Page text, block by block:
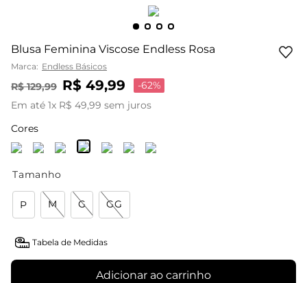
Blusa Feminina Viscose Endless Rosa
Marca: Endless Básicos
R$ 129,99 R$ 49,99 -62%
Em até 1x R$ 49,99 sem juros
Cores
Tamanho
P M G GG
Tabela de Medidas
Adicionar ao carrinho